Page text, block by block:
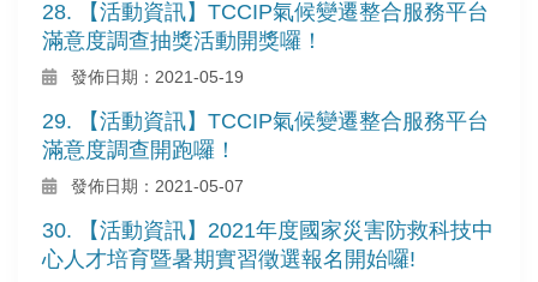
28. 【活動資訊】TCCIP氣候變遷整合服務平台
滿意度調查抽獎活動開獎囉！
發佈日期：2021-05-19
29. 【活動資訊】TCCIP氣候變遷整合服務平台
滿意度調查開跑囉！
發佈日期：2021-05-07
30. 【活動資訊】2021年度國家災害防救科技中
心人才培育暨暑期實習徵選報名開始囉!